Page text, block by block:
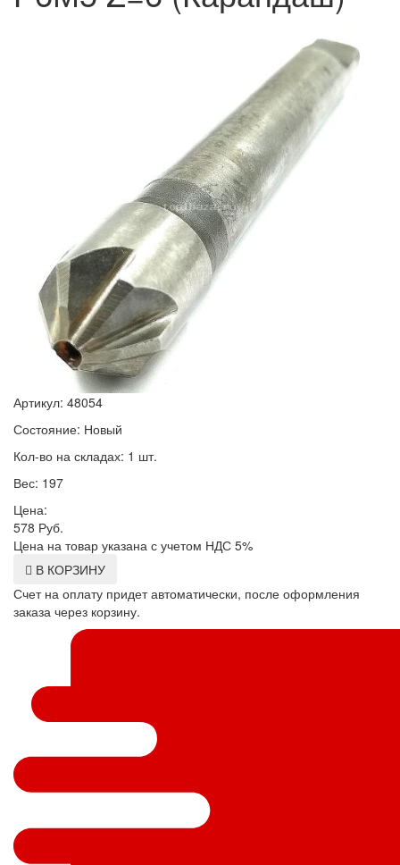
Артикул: 48054
Состояние: Новый
Кол-во на складах: 1 шт.
Вес: 197
Цена:
578 Руб.
Цена на товар указана с учетом НДС 5%
В КОРЗИНУ
Счет на оплату придет автоматически, после оформления
заказа через корзину.